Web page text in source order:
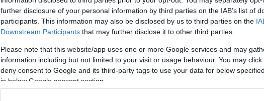
further disclosure of your personal information by third parties on the IAB’s list of
participants. This information may also be disclosed by us to third parties on the
Downstream Participants that may further disclose it to other third parties.
Please note that this website/app uses one or more Google services and may
information including but not limited to your visit or usage behaviour. You may
deny consent to Google and its third-party tags to use your data for below
in below Google consent section.